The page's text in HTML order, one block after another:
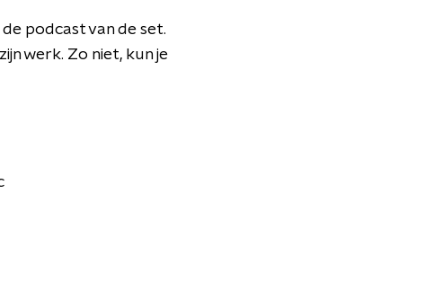
podcast van de set.
werk. Zo niet, kun je